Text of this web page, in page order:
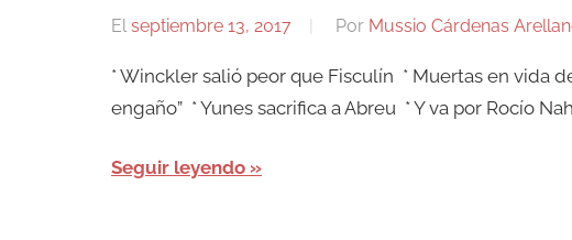
El septiembre 13, 2017 Por Mussio Cárdenas
* Winckler salió peor que Fisculín * Muertas en vida
engaño” * Yunes sacrifica a Abreu * Y va por Rocío
Seguir leyendo